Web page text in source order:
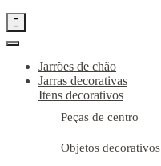

Jarrões de chão
Jarras decorativas
Itens decorativos
Peças de centro
Objetos decorativos